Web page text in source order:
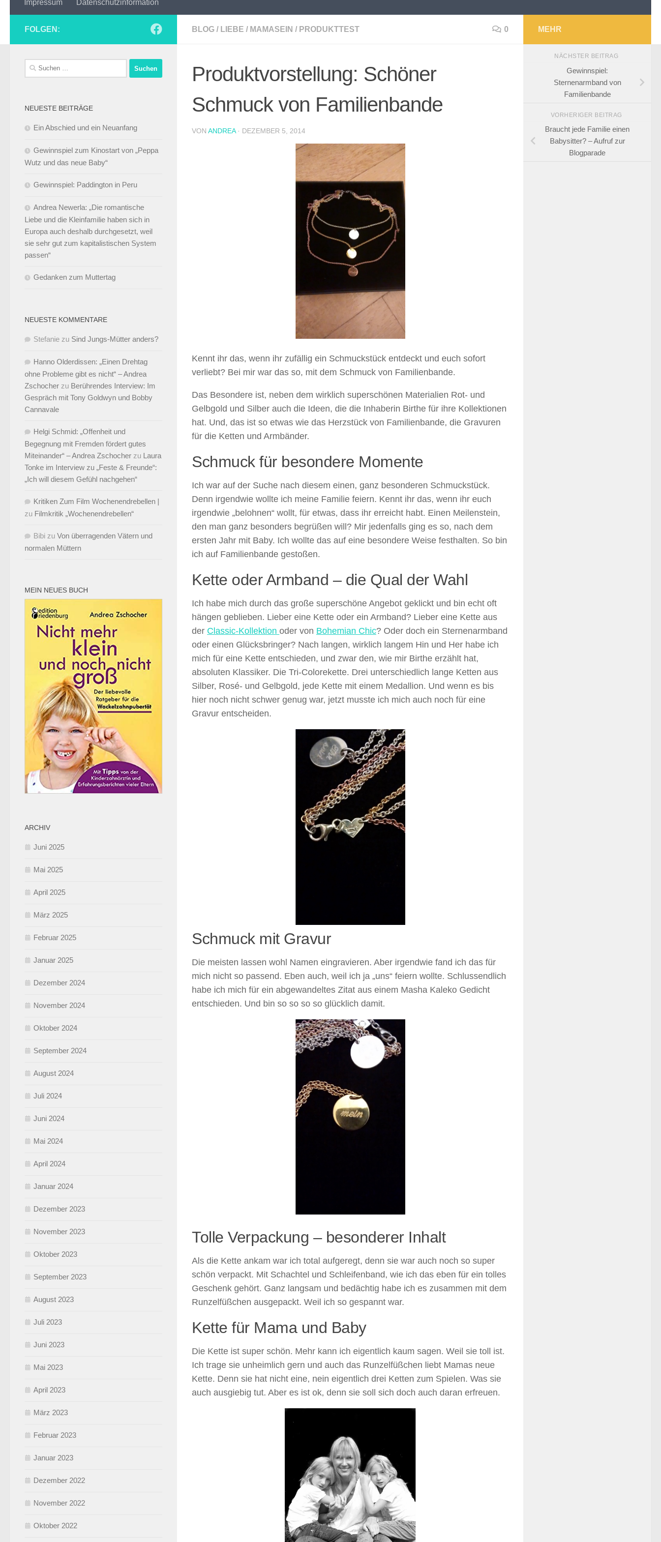
Impressum Datenschutzinformation
BLOG / LIEBE / MAMASEIN / PRODUKTTEST 0
Produktvorstellung: Schöner
Schmuck von Familienbande
VON ANDREA · DEZEMBER 5, 2014
Kennt ihr das, wenn ihr zufällig ein Schmuckstück entdeckt und euch sofort
verliebt? Bei mir war das so, mit dem Schmuck von Familienbande.
Das Besondere ist, neben dem wirklich superschönen Materialien Rot- und
Gelbgold und Silber auch die Ideen, die die Inhaberin Birthe für ihre Kollektionen
hat. Und, das ist so etwas wie das Herzstück von Familienbande, die Gravuren
für die Ketten und Armbänder.
Schmuck für besondere Momente
Ich war auf der Suche nach diesem einen, ganz besonderen Schmuckstück.
Denn irgendwie wollte ich meine Familie feiern. Kennt ihr das, wenn ihr euch
irgendwie „belohnen“ wollt, für etwas, dass ihr erreicht habt. Einen Meilenstein,
den man ganz besonders begrüßen will? Mir jedenfalls ging es so, nach dem
ersten Jahr mit Baby. Ich wollte das auf eine besondere Weise festhalten. So bin
ich auf Familienbande gestoßen.
Kette oder Armband – die Qual der Wahl
Ich habe mich durch das große superschöne Angebot geklickt und bin echt oft
hängen geblieben. Lieber eine Kette oder ein Armband? Lieber eine Kette aus
der Classic-Kollektion oder von Bohemian Chic? Oder doch ein Sternenarmband
oder einen Glücksbringer? Nach langen, wirklich langem Hin und Her habe ich
mich für eine Kette entschieden, und zwar den, wie mir Birthe erzählt hat,
absoluten Klassiker. Die Tri-Colorekette. Drei unterschiedlich lange Ketten aus
Silber, Rosé- und Gelbgold, jede Kette mit einem Medallion. Und wenn es bis
hier noch nicht schwer genug war, jetzt musste ich mich auch noch für eine
Gravur entscheiden.
Schmuck mit Gravur
Die meisten lassen wohl Namen eingravieren. Aber irgendwie fand ich das für
mich nicht so passend. Eben auch, weil ich ja „uns“ feiern wollte. Schlussendlich
habe ich mich für ein abgewandeltes Zitat aus einem Masha Kaleko Gedicht
entschieden. Und bin so so so so glücklich damit.
Tolle Verpackung – besonderer Inhalt
Als die Kette ankam war ich total aufgeregt, denn sie war auch noch so super
schön verpackt. Mit Schachtel und Schleifenband, wie ich das eben für ein tolles
Geschenk gehört. Ganz langsam und bedächtig habe ich es zusammen mit dem
Runzelfüßchen ausgepackt. Weil ich so gespannt war.
Kette für Mama und Baby
Die Kette ist super schön. Mehr kann ich eigentlich kaum sagen. Weil sie toll ist.
Ich trage sie unheimlich gern und auch das Runzelfüßchen liebt Mamas neue
Kette. Denn sie hat nicht eine, nein eigentlich drei Ketten zum Spielen. Was sie
auch ausgiebig tut. Aber es ist ok, denn sie soll sich doch auch daran erfreuen.
FOLGEN:
Suchen
nach:
NEUESTE BEITRÄGE
Ein Abschied und ein Neuanfang
Gewinnspiel zum Kinostart von „Peppa
Wutz und das neue Baby“
Gewinnspiel: Paddington in Peru
Andrea Newerla: „Die romantische
Liebe und die Kleinfamilie haben sich in
Europa auch deshalb durchgesetzt, weil
sie sehr gut zum kapitalistischen System
passen“
Gedanken zum Muttertag
NEUESTE KOMMENTARE
Stefanie zu Sind Jungs-Mütter anders?
Hanno Olderdissen: „Einen Drehtag
ohne Probleme gibt es nicht“ – Andrea
Zschocher zu Berührendes Interview: Im
Gespräch mit Tony Goldwyn und Bobby
Cannavale
Helgi Schmid: „Offenheit und
Begegnung mit Fremden fördert gutes
Miteinander“ – Andrea Zschocher zu Laura
Tonke im Interview zu „Feste & Freunde“:
„Ich will diesem Gefühl nachgehen“
Kritiken Zum Film Wochenendrebellen |
zu Filmkritik „Wochenendrebellen“
Bibi zu Von überragenden Vätern und
normalen Müttern
MEIN NEUES BUCH
ARCHIV
Juni 2025
Mai 2025
April 2025
März 2025
Februar 2025
Januar 2025
Dezember 2024
November 2024
Oktober 2024
September 2024
August 2024
Juli 2024
Juni 2024
Mai 2024
April 2024
Januar 2024
Dezember 2023
November 2023
Oktober 2023
September 2023
August 2023
Juli 2023
Juni 2023
Mai 2023
April 2023
März 2023
Februar 2023
Januar 2023
Dezember 2022
November 2022
Oktober 2022
MEHR
NÄCHSTER BEITRAG
Gewinnspiel:
Sternenarmband von
Familienbande
VORHERIGER BEITRAG
Braucht jede Familie einen
Babysitter? – Aufruf zur
Blogparade